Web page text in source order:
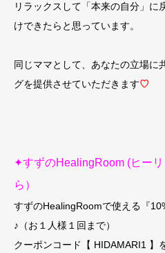
リラックスして「本来の自分」に
けできたらと思っています。
同じママとして、あなたの立場に
グを提供させていただきます♡
✦すずのHealingRoom (ヒー
ら）
すずのHealingRoomで使える『
♪（お１人様１回まで）
クーポンコード【 HIDAMARI1 】